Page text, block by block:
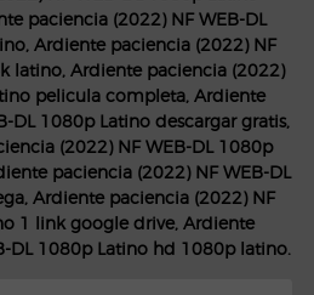
paciencia (2022) NF WEB-DL
Ardiente paciencia (2022) NF
latino, Ardiente paciencia (2022)
pelicula completa, Ardiente
DL 1080p Latino descargar gratis,
(2022) NF WEB-DL 1080p
paciencia (2022) NF WEB-DL
Ardiente paciencia (2022) NF
1 link google drive, Ardiente
DL 1080p Latino hd 1080p latino.